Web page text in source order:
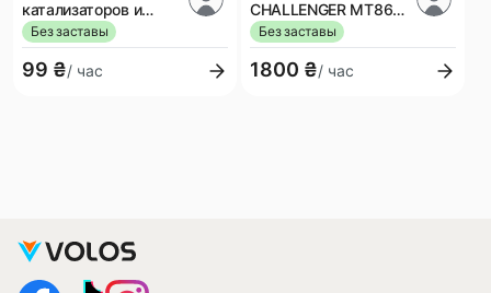
катализаторов и
фильтров Сдача!
Прием! Покупка!
Дорого!
Без заставы
99 ₴/ час
CHALLENGER MT865
високої потужності
Без заставы
1800 ₴/ час